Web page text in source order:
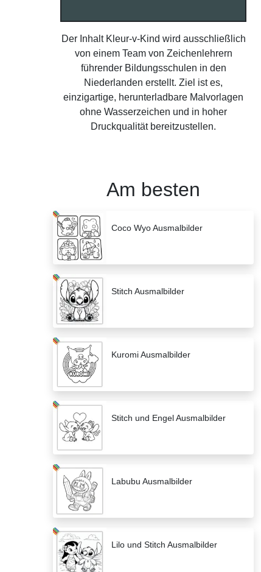
Der Inhalt Kleur-v-Kind wird ausschließlich
von einem Team von Zeichenlehrern
führender Bildungsschulen in den
Niederlanden erstellt. Ziel ist es,
einzigartige, herunterladbare Malvorlagen
ohne Wasserzeichen und in hoher
Druckqualität bereitzustellen.
Am besten
Coco Wyo Ausmalbilder
Stitch Ausmalbilder
Kuromi Ausmalbilder
Stitch und Engel Ausmalbilder
Labubu Ausmalbilder
Lilo und Stitch Ausmalbilder